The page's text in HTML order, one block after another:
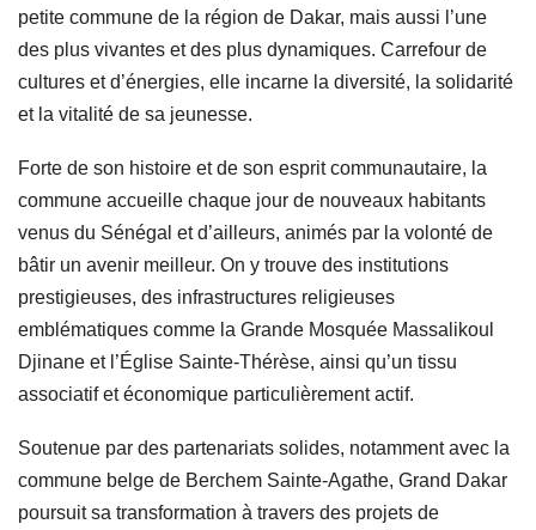
petite commune de la région de Dakar, mais aussi l’une
des plus vivantes et des plus dynamiques. Carrefour de
cultures et d’énergies, elle incarne la diversité, la solidarité
et la vitalité de sa jeunesse.
Forte de son histoire et de son esprit communautaire, la
commune accueille chaque jour de nouveaux habitants
venus du Sénégal et d’ailleurs, animés par la volonté de
bâtir un avenir meilleur. On y trouve des institutions
prestigieuses, des infrastructures religieuses
emblématiques comme la Grande Mosquée Massalikoul
Djinane et l’Église Sainte-Thérèse, ainsi qu’un tissu
associatif et économique particulièrement actif.
Soutenue par des partenariats solides, notamment avec la
commune belge de Berchem Sainte-Agathe, Grand Dakar
poursuit sa transformation à travers des projets de